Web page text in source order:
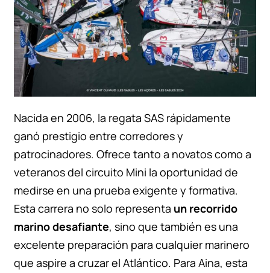
Nacida en 2006, la regata SAS rápidamente
ganó prestigio entre corredores y
patrocinadores. Ofrece tanto a novatos como a
veteranos del circuito Mini la oportunidad de
medirse en una prueba exigente y formativa.
Esta carrera no solo representa un recorrido
marino desafiante, sino que también es una
excelente preparación para cualquier marinero
que aspire a cruzar el Atlántico. Para Aina, esta